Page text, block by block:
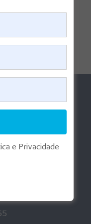
Digital
Gravidez
e Privacidade